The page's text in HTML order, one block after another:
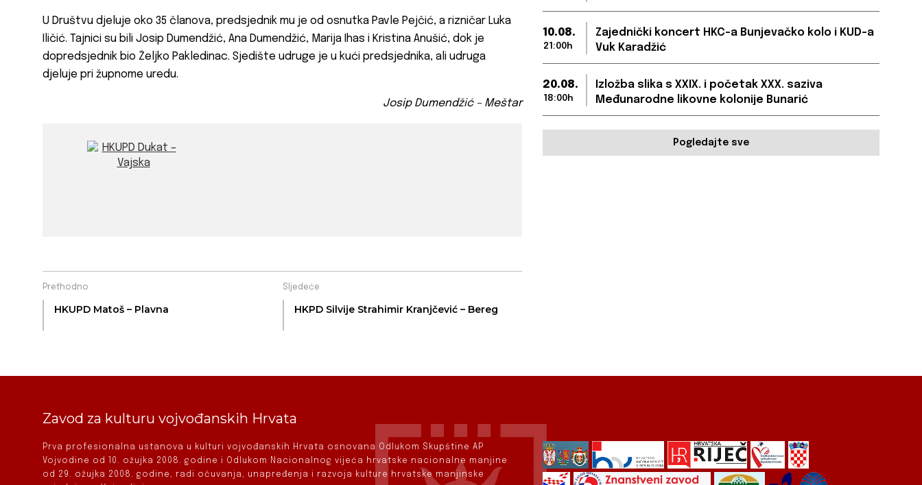
U Društvu djeluje oko 35 članova, predsjednik mu je od osnutka Pavle Pejčić, a rizničar Luka
Iličić. Tajnici su bili Josip Dumendžić, Ana Dumendžić, Marija Ihas i Kristina Anušić, dok je
dopredsjednik bio Željko Pakledinac. Sjedište udruge je u kući predsjednika, ali udruga
djeluje pri župnome uredu.
Josip Dumendžić – Meštar
Prethodno
HKUPD Matoš – Plavna
Sljedeće
HKPD Silvije Strahimir Kranjčević – Bereg
10.08.
21:00h
Zajednički koncert HKC-a Bunjevačko kolo i KUD-a
Vuk Karadžić
20.08.
18:00h
Izložba slika s XXIX. i početak XXX. saziva
Međunarodne likovne kolonije Bunarić
Pogledajte sve
Zavod za kulturu vojvođanskih Hrvata
Prva profesionalna ustanova u kulturi vojvođanskih Hrvata osnovana Odlukom Skupštine AP
Vojvodine od 10. ožujka 2008. godine i Odlukom Nacionalnog vijeća hrvatske nacionalne manjine
od 29. ožujka 2008. godine, radi očuvanja, unapređenja i razvoja kulture hrvatske manjinske